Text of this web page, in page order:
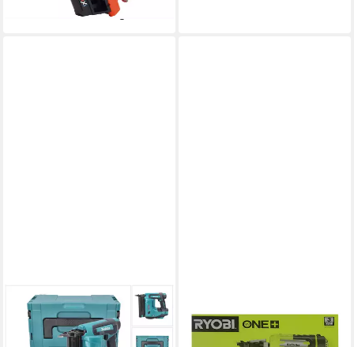
lieferbar - in 3-4 Werktagen bei dir